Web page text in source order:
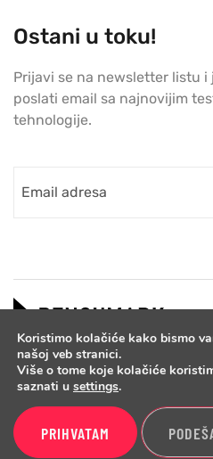
Ostani u toku!
Prijavi se na newsletter listu
poslati email sa najnovijim
tehnologije.
Copyright © 2026
Koristimo kolačiće kako bismo
našoj veb stranici.
Više o tome koje kolačiće
saznati u settings.
PRIHVATAM